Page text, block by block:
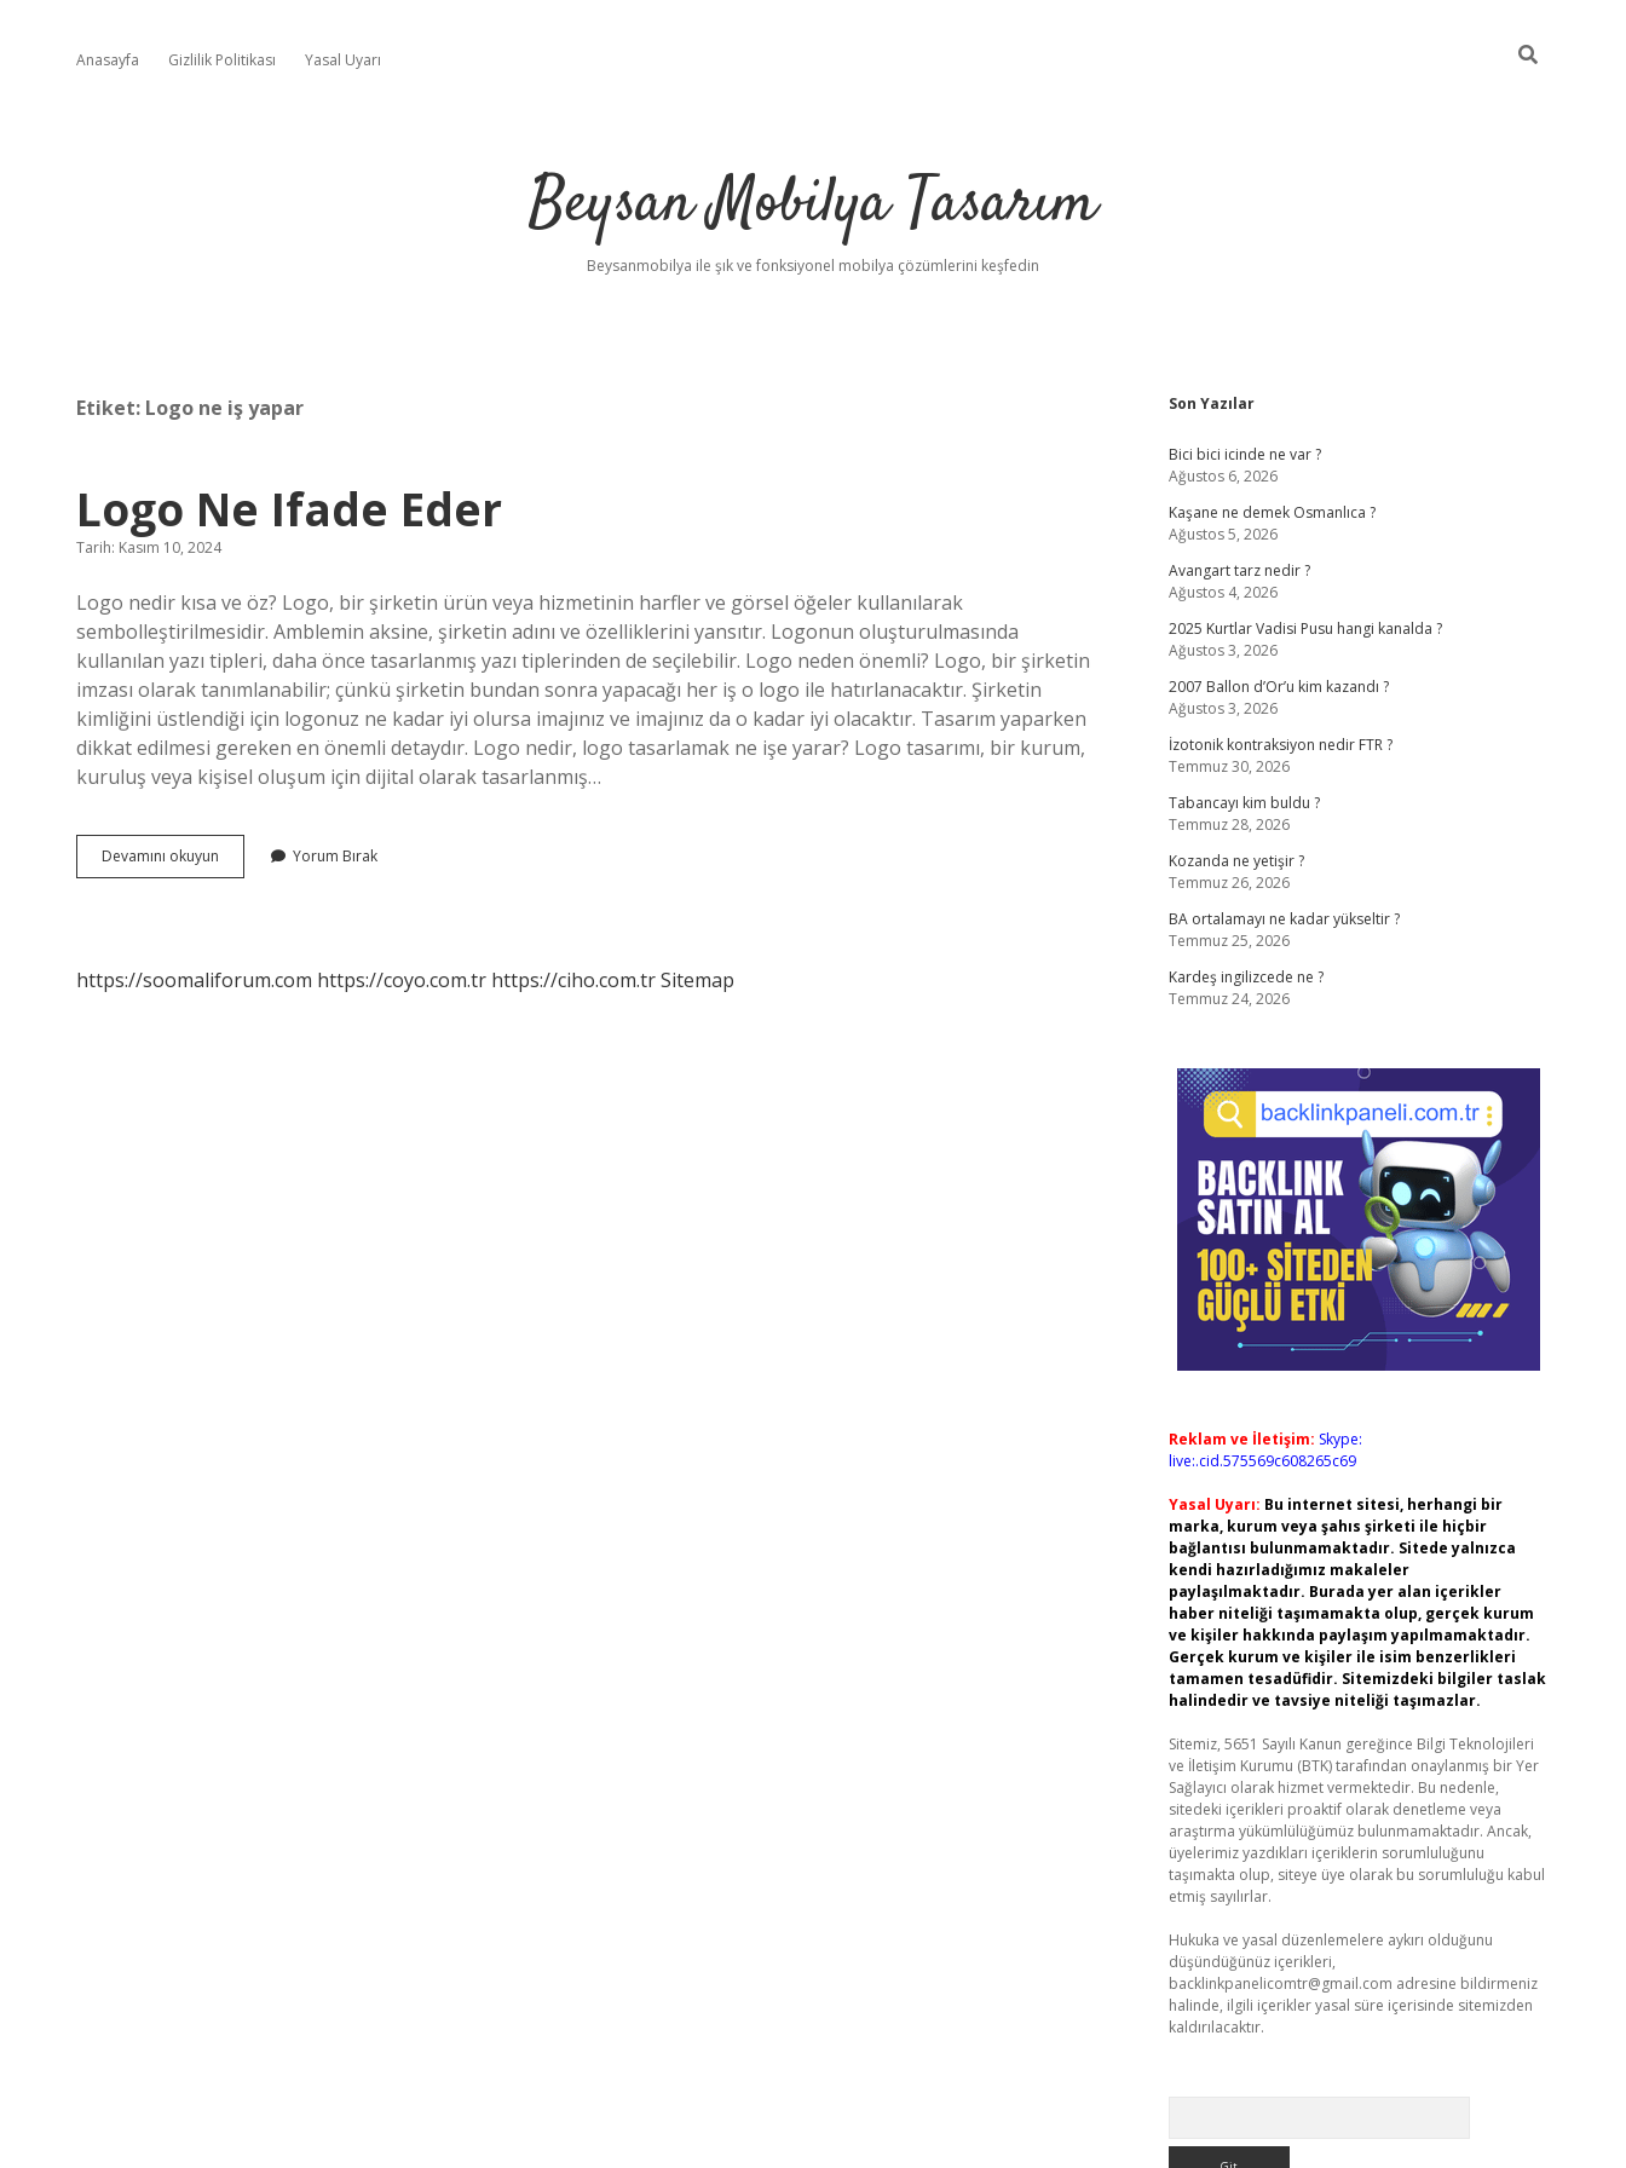
Anasayfa Gizlilik Politikası Yasal Uyarı
Beysan Mobilya Tasarım
Beysanmobilya ile şık ve fonksiyonel mobilya çözümlerini keşfedin
Etiket: Logo ne iş yapar
Logo Ne Ifade Eder
Tarih: Kasım 10, 2024
Logo nedir kısa ve öz? Logo, bir şirketin ürün veya hizmetinin harfler ve görsel öğeler kullanılarak
sembolleştirilmesidir. Amblemin aksine, şirketin adını ve özelliklerini yansıtır. Logonun oluşturulmasında
kullanılan yazı tipleri, daha önce tasarlanmış yazı tiplerinden de seçilebilir. Logo neden önemli? Logo, bir şirketin
imzası olarak tanımlanabilir; çünkü şirketin bundan sonra yapacağı her iş o logo ile hatırlanacaktır. Şirketin
kimliğini üstlendiği için logonuz ne kadar iyi olursa imajınız ve imajınız da o kadar iyi olacaktır. Tasarım yaparken
dikkat edilmesi gereken en önemli detaydır. Logo nedir, logo tasarlamak ne işe yarar? Logo tasarımı, bir kurum,
kuruluş veya kişisel oluşum için dijital olarak tasarlanmış…
Devamını okuyun
Ne
Yorum Bırak
https://soomaliforum.com https://coyo.com.tr https://ciho.com.trSitemap
Sidebar
Son Yazılar
Bici bici icinde ne var ?
Ağustos 6, 2026
Kaşane ne demek Osmanlıca ?
Ağustos 5, 2026
Avangart tarz nedir ?
Ağustos 4, 2026
2025 Kurtlar Vadisi Pusu hangi kanalda ?
Ağustos 3, 2026
2007 Ballon d’Or’u kim kazandı ?
Ağustos 3, 2026
İzotonik kontraksiyon nedir FTR ?
Temmuz 30, 2026
Tabancayı kim buldu ?
Temmuz 28, 2026
Kozanda ne yetişir ?
Temmuz 26, 2026
BA ortalamayı ne kadar yükseltir ?
Temmuz 25, 2026
Kardeş ingilizcede ne ?
Temmuz 24, 2026
Reklam ve İletişim: Skype:
live:.cid.575569c608265c69
Yasal Uyarı: Bu internet sitesi, herhangi bir
marka, kurum veya şahıs şirketi ile hiçbir
bağlantısı bulunmamaktadır. Sitede yalnızca
kendi hazırladığımız makaleler
paylaşılmaktadır. Burada yer alan içerikler
haber niteliği taşımamakta olup, gerçek kurum
ve kişiler hakkında paylaşım yapılmamaktadır.
Gerçek kurum ve kişiler ile isim benzerlikleri
tamamen tesadüfidir. Sitemizdeki bilgiler taslak
halindedir ve tavsiye niteliği taşımazlar.
Sitemiz, 5651 Sayılı Kanun gereğince Bilgi Teknolojileri
ve İletişim Kurumu (BTK) tarafından onaylanmış bir Yer
Sağlayıcı olarak hizmet vermektedir. Bu nedenle,
sitedeki içerikleri proaktif olarak denetleme veya
araştırma yükümlülüğümüz bulunmamaktadır. Ancak,
üyelerimiz yazdıkları içeriklerin sorumluluğunu
taşımakta olup, siteye üye olarak bu sorumluluğu kabul
etmiş sayılırlar.
Hukuka ve yasal düzenlemelere aykırı olduğunu
düşündüğünüz içerikleri,
backlinkpanelicomtr@gmail.com adresine bildirmeniz
halinde, ilgili içerikler yasal süre içerisinde sitemizden
kaldırılacaktır.